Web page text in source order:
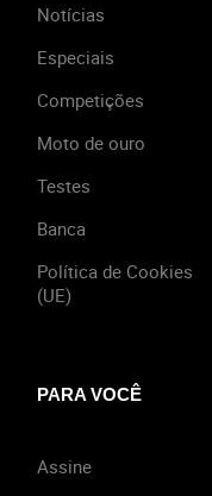
Notícias
Especiais
Competições
Moto de ouro
Testes
Banca
Política de Cookies
(UE)
PARA VOCÊ
Assine